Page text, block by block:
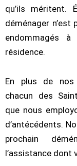
qu’ils méritent.
déménager n’est
endommagés
résidence.
En plus de nos
chacun des
que nous
d’antécédents.
prochain
l’assistance dont